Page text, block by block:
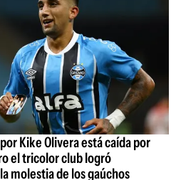
Kike Olivera está caída por
el tricolor club logró
molestia de los gaúchos